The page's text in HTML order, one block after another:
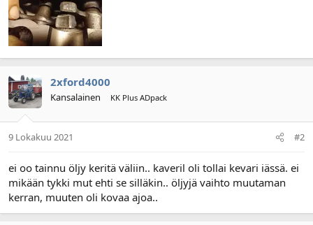
2xford4000
Kansalainen KK Plus ADpack
9 Lokakuu 2021 #2
ei oo tainnu öljy keritä väliin.. kaveril oli tollai kevari iässä. ei
mikään tykki mut ehti se silläkin.. öljyjä vaihto muutaman
kerran, muuten oli kovaa ajoa..